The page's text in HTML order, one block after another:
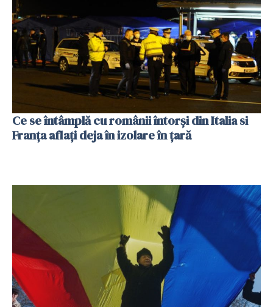
Ce se întâmplă cu românii întorși din Italia si
Franța aflați deja în izolare în țară